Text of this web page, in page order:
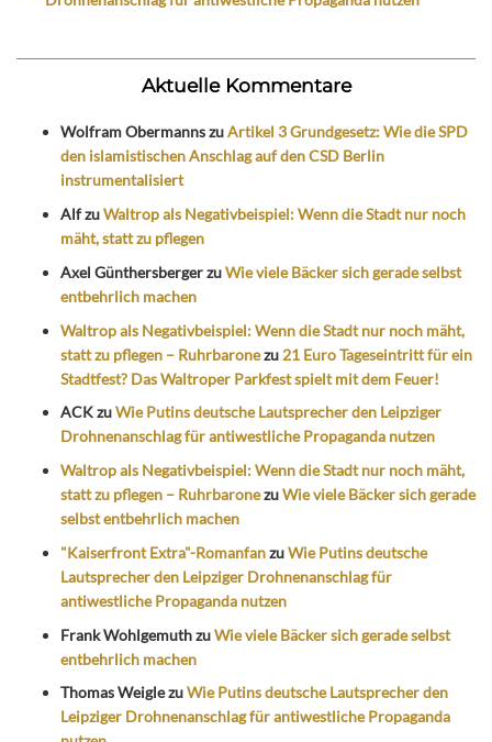
Aktuelle Kommentare
Wolfram ObermannszuArtikel 3 Grundgesetz: Wie die SPD
den islamistischen Anschlag auf den CSD Berlin
instrumentalisiert
AlfzuWaltrop als Negativbeispiel: Wenn die Stadt nur noch
mäht, statt zu pflegen
Axel GünthersbergerzuWie viele Bäcker sich gerade selbst
entbehrlich machen
Waltrop als Negativbeispiel: Wenn die Stadt nur noch mäht,
statt zu pflegen – Ruhrbaronezu 21 Euro Tageseintritt für ein
Stadtfest? Das Waltroper Parkfest spielt mit dem Feuer!
ACKzuWie Putins deutsche Lautsprecher den Leipziger
Drohnenanschlag für antiwestliche Propaganda nutzen
Waltrop als Negativbeispiel: Wenn die Stadt nur noch mäht,
statt zu pflegen – RuhrbaronezuWie viele Bäcker sich gerade
selbst entbehrlich machen
"Kaiserfront Extra"-RomanfanzuWie Putins deutsche
Lautsprecher den Leipziger Drohnenanschlag für
antiwestliche Propaganda nutzen
Frank WohlgemuthzuWie viele Bäcker sich gerade selbst
entbehrlich machen
Thomas WeiglezuWie Putins deutsche Lautsprecher den
Leipziger Drohnenanschlag für antiwestliche Propaganda